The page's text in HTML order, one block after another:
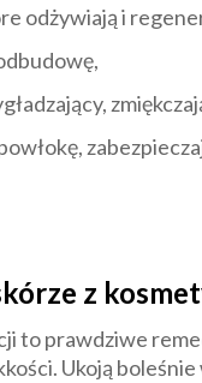
odżywiają i
z
to prawdziwe
Ukoją